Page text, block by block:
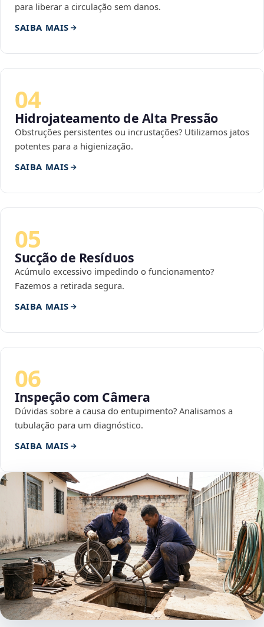
para liberar a circulação sem danos.
SAIBA MAIS
04
Hidrojateamento de Alta Pressão
Obstruções persistentes ou incrustações? Utilizamos jatos
potentes para a higienização.
SAIBA MAIS
05
Sucção de Resíduos
Acúmulo excessivo impedindo o funcionamento?
Fazemos a retirada segura.
SAIBA MAIS
06
Inspeção com Câmera
Dúvidas sobre a causa do entupimento? Analisamos a
tubulação para um diagnóstico.
SAIBA MAIS